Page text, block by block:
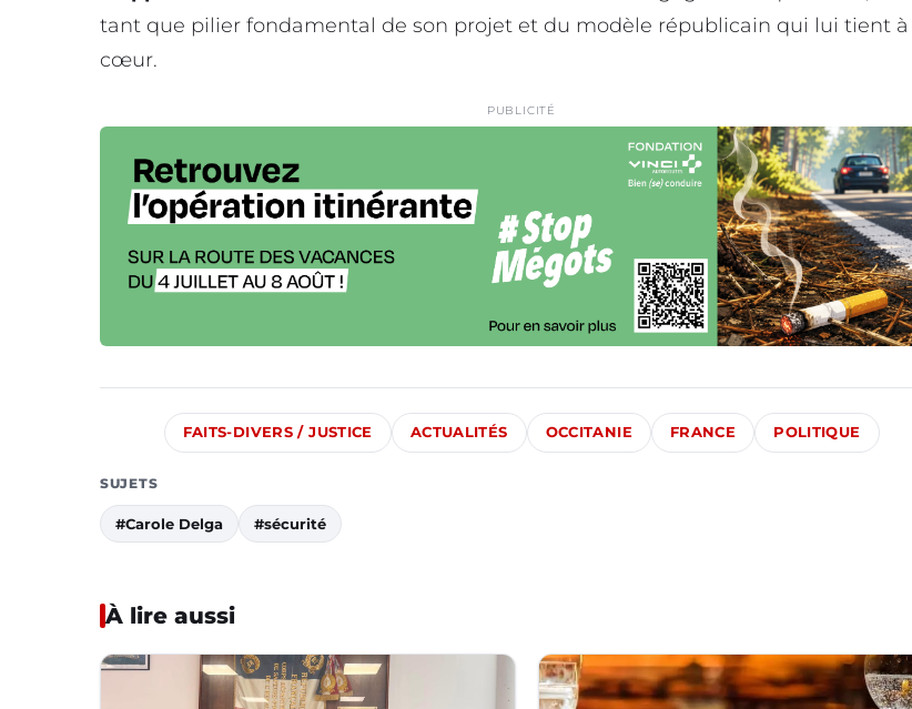
tant que pilier fondamental de son projet et du modèle républicain qui lui tient à
cœur.
PUBLICITÉ
FAITS-DIVERS / JUSTICE ACTUALITÉS OCCITANIE FRANCE POLITIQUE
SUJETS
#Carole Delga #sécurité
À lire aussi